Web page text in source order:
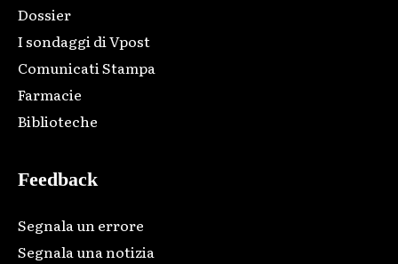
Dossier
I sondaggi di Vpost
Comunicati Stampa
Farmacie
Biblioteche
Feedback
Segnala un errore
Segnala una notizia